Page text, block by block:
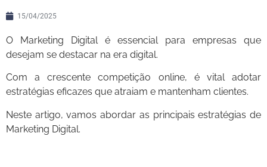
15/04/2025
O Marketing Digital é essencial para empresas que
desejam se destacar na era digital.
Com a crescente competição online, é vital adotar
estratégias eficazes que atraiam e mantenham clientes.
Neste artigo, vamos abordar as principais estratégias de
Marketing Digital.